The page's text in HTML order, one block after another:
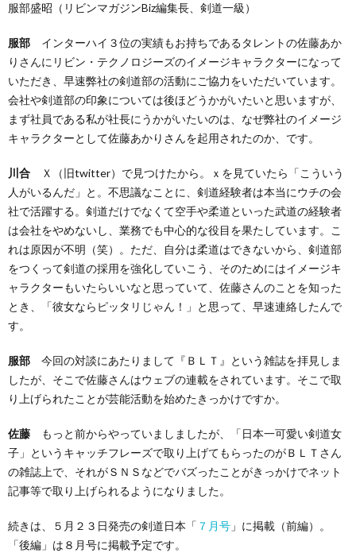
服部盛昭（リビンマガジンBiz編集長、剣道一級）
服部 インターハイ３位の実績もお持ちであるタレントの佐藤あか
りさんにリビン・テクノロジーズのイメージキャラクターになって
いただき、早速弊社の剣道部の活動にご協力をいただいています。
会社や剣道部の印象については後ほどうかがいたいと思いますが、
まず社員である私が社長にうかがいたいのは、なぜ弊社のイメージ
キャラクターとして佐藤あかりさんを起用されたのか、です。
川合 Ｘ（旧twitter）で見つけたから。ｘを見ていたら「こういう
人がいるんだ」と。不思議なことに、剣道経験者は本当にウチの会
社で活躍する。剣道だけでなくて空手や柔道といった武道の経験者
は会社をやめないし、業務でも中心的な役目を果たしています。こ
れは原因が不明（笑）。ただ、自分は柔道はできないから、剣道部
をつくって剣道の採用を強化していこう、そのためにはイメージキ
ャラクターもいたらいいなと思っていて、佐藤さんのことを知った
とき、「彼女ならピッタリじゃん！」と思って、早速連絡したんで
す。
服部 今回の対談にあたりまして『ＢＬＴ』という雑誌を拝見しま
したが、そこで佐藤さんはウェブの連載をされています。そこで取
り上げられたことが芸能活動を始めたきっかけですか。
佐藤 もっと前からやっていましましたが、「日本一可愛い剣道女
子」というキャッチフレーズで取り上げてもらったのがＢＬＴさん
の雑誌上で、それがＳＮＳなどでバズったことがきっかけでネット
記事等で取り上げられるようになりました。
続きは、５月２３日発売の剣道日本「 ７月号 」に掲載（前編）。
「後編」は８月号に掲載予定です。